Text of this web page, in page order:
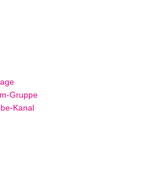
Gruppe
Kanal